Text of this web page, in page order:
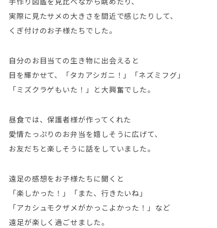
実際に見たサメの大きさを間近で感じたりして、
くぎ付けのお子様たちでした。
自分のお目当ての生き物に出会えると
目を輝かせて、「タカアシガニ！」「ネズミフグ」
「ミズクラゲもいた！」と大興奮でした。
昼食では、保護者様が作ってくれた
愛情たっぷりのお弁当を嬉しそうに広げて、
お友だちと楽しそうに話をしていました。
遠足の感想をお子様たちに聞くと
「楽しかった！」「また、行きたいね」
「アカシュモクザメがかっこよかった！」など
遠足が楽しく過ごせました。